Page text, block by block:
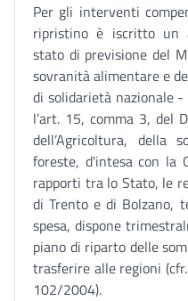
Per gli interventi
ripristino è iscritto un
stato di previsione del
sovranità alimentare e
di solidarietà nazionale
l’art. 15, comma 3, del
dell’Agricoltura, della
foreste, d'intesa con la
rapporti tra lo Stato, le
di Trento e di Bolzano,
spesa, dispone
piano di riparto delle
trasferire alle regioni
102/2004).